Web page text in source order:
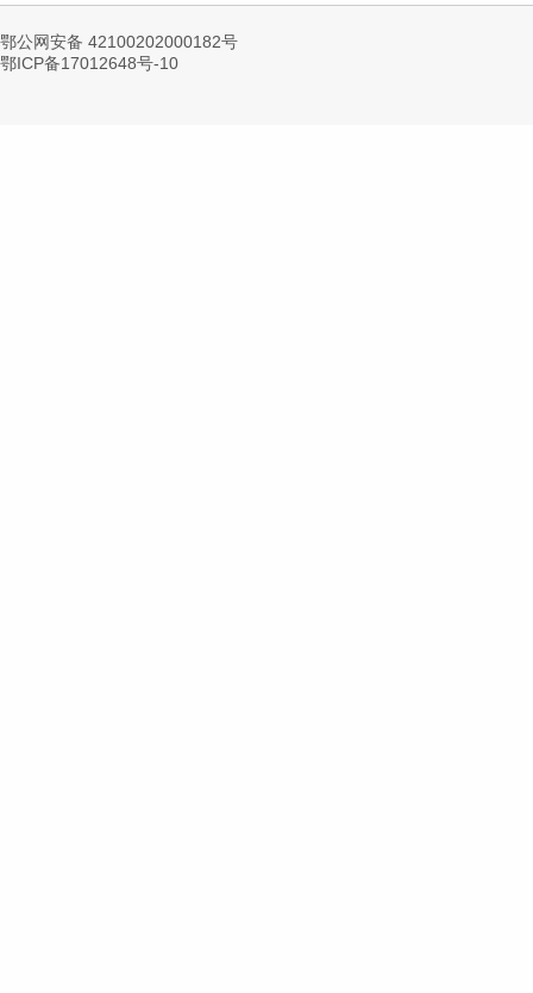
鄂公网安备 42100202000182号
鄂ICP备17012648号-10